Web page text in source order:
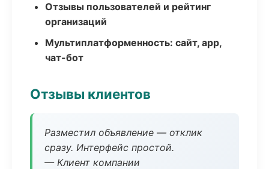
Отзывы пользователей и рейтинг
организаций
Мультиплатформенность: сайт, app,
чат-бот
Отзывы клиентов
Разместил объявление — отклик
сразу. Интерфейс простой.
— Клиент компании